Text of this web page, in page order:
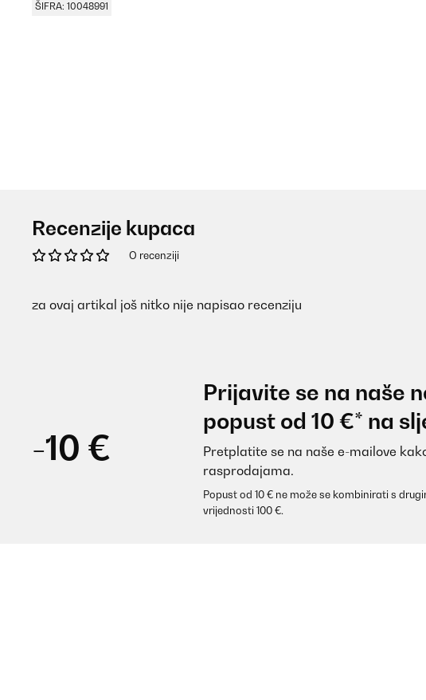
ŠIFRA: 10048991
Recenzije kupaca
O recenziji
za ovaj artikal još nitko nije napisao recenziju
-10 €
Prijavite se na naše
popust od 10 €* na
Pretplatite se na naše e-mailove
rasprodajama.
Popust od 10 € ne može se kombinirati s
vrijednosti 100 €.